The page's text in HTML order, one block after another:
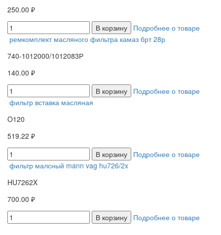
250.00 ₽
В корзину
Подробнее о товаре
ремкомплект масляного фильтра камаз брт 28р
740-1012000/1012083Р
140.00 ₽
В корзину
Подробнее о товаре
фильтр вставка масляная
O120
519.22 ₽
В корзину
Подробнее о товаре
фильтр малсный mann vag hu726/2x
HU7262X
700.00 ₽
В корзину
Подробнее о товаре